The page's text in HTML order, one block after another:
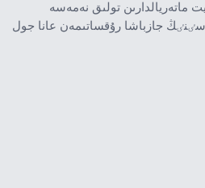
ماتەريالدارىن تولىق نەمەسە
جازباشا رۇقساتىمەن عانا جول